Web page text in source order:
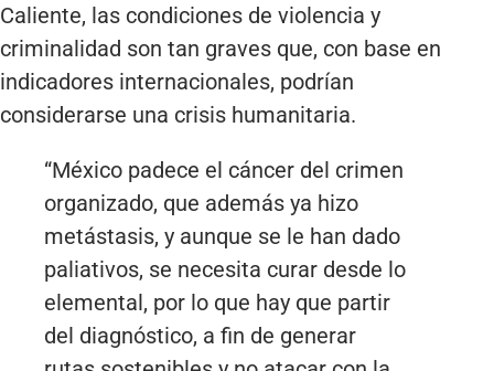
Caliente, las condiciones de violencia y
criminalidad son tan graves que, con base en
indicadores internacionales, podrían
considerarse una crisis humanitaria.
“México padece el cáncer del crimen
organizado, que además ya hizo
metástasis, y aunque se le han dado
paliativos, se necesita curar desde lo
elemental, por lo que hay que partir
del diagnóstico, a fin de generar